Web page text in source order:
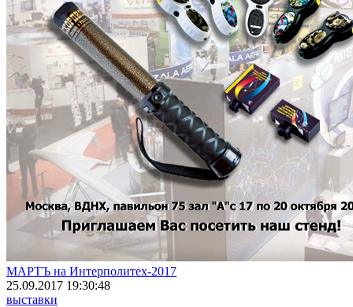
МАРТЪ на Интерполитех-2017
25.09.2017 19:30:48
выставки